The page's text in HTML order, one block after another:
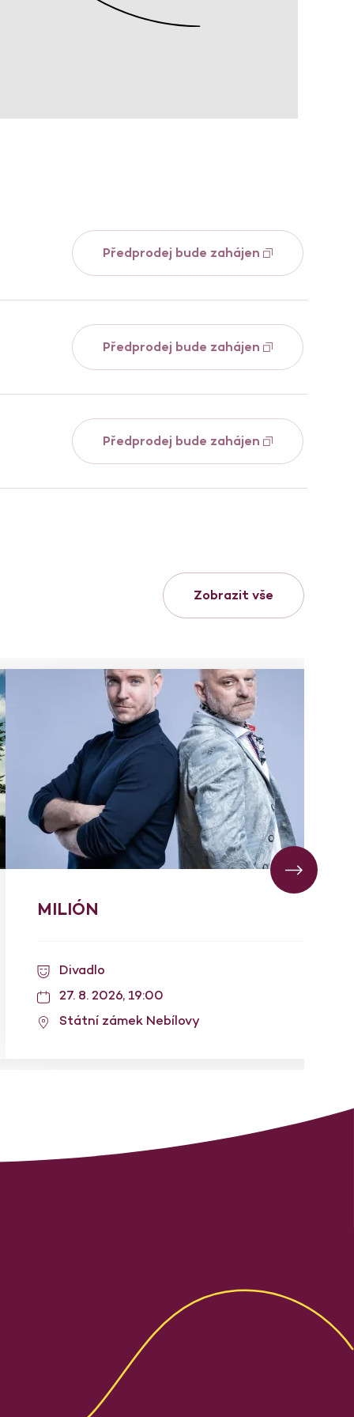
Předprodej bude zahájen
Předprodej bude zahájen
Předprodej bude zahájen
Zobrazit vše
MILIÓN
Divadlo
27. 8. 2026, 19:00
Státní zámek Nebílovy